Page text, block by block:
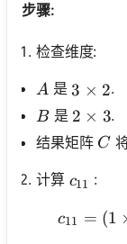
步骤:
检查维度:
A
A 是3 \times
3 × 2.
B
B是 2
2 × 3.
结果矩阵 C
C
计算 c_{11}
c11 :
c11 = (1